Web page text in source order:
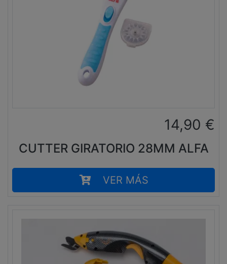
14,90 €
CUTTER GIRATORIO 28MM ALFA
VER MÁS